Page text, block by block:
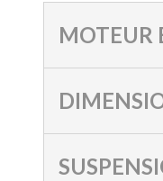
MOTEUR